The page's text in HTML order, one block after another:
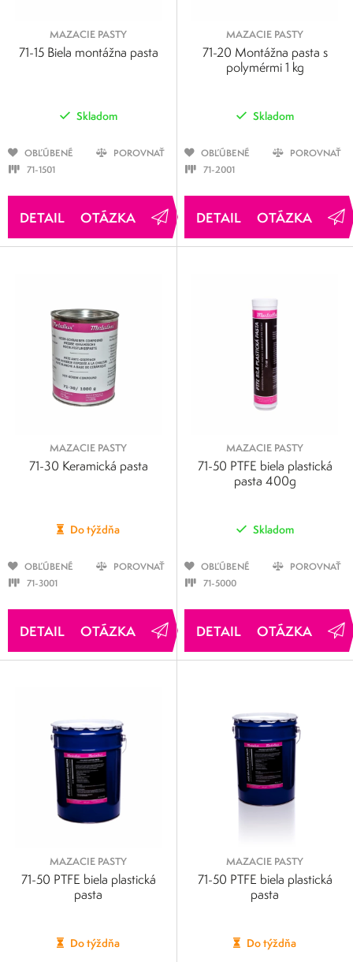
MAZACIE PASTY
71-15 Biela montážna pasta
Skladom
OBĽÚBENÉ
POROVNAŤ
71-1501
OTÁZKA
MAZACIE PASTY
71-20 Montážna pasta s
polymérmi 1 kg
Skladom
OBĽÚBENÉ
POROVNAŤ
71-2001
OTÁZKA
MAZACIE PASTY
71-30 Keramická pasta
Do týždňa
OBĽÚBENÉ
POROVNAŤ
71-3001
OTÁZKA
MAZACIE PASTY
71-50 PTFE biela plastická
pasta 400g
Skladom
OBĽÚBENÉ
POROVNAŤ
71-5000
OTÁZKA
MAZACIE PASTY
71-50 PTFE biela plastická
pasta
Do týždňa
MAZACIE PASTY
71-50 PTFE biela plastická
pasta
Do týždňa